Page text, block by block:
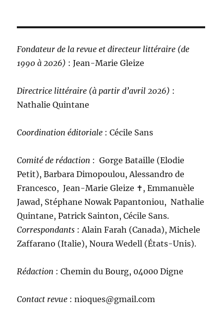
Fondateur de la revue et directeur littéraire (de
1990 à 2026) : Jean-Marie Gleize
Directrice littéraire (à partir d’avril 2026) :
Nathalie Quintane
Coordination éditoriale : Cécile Sans
Comité de rédaction : Gorge Bataille (Elodie
Petit), Barbara Dimopoulou, Alessandro de
Francesco, Jean-Marie Gleize ‪✝︎, Emmanuèle
Jawad, Stéphane Nowak Papantoniou, Nathalie
Quintane, Patrick Sainton, Cécile Sans.
Correspondants : Alain Farah (Canada), Michele
Zaffarano (Italie), Noura Wedell (États-Unis).
Rédaction : Chemin du Bourg, 04000 Digne
Contact revue : nioques@gmail.com